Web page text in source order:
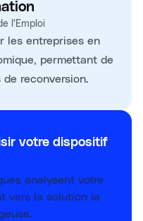
l'Emploi
les entreprises en
permettant de
reconversion.
votre dispositif
analysent votre
vers la solution la